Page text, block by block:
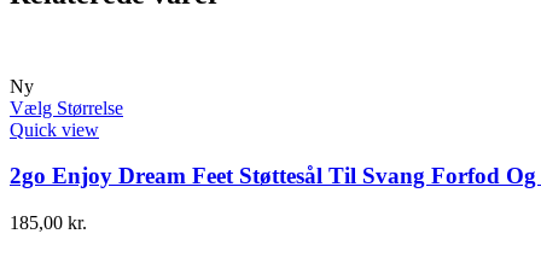
Ny
Vælg Størrelse
Quick view
2go Enjoy Dream Feet Støttesål Til Svang Forfod
185,00 kr.